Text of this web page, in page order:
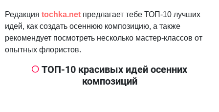
Редакция tochka.net предлагает тебе ТОП-10 лучших
идей, как создать осеннюю композицию, а также
рекомендует посмотреть несколько мастер-классов от
опытных флористов.
ТОП-10 красивых идей осенних
композиций